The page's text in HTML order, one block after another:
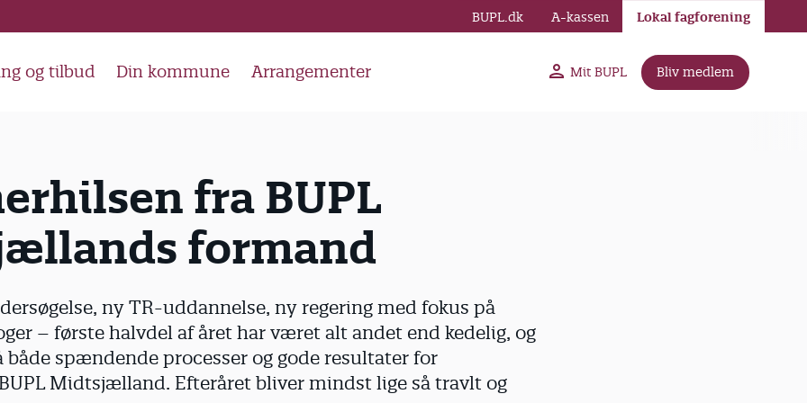
og tilbud Din kommune Arrangementer Mit BUPL Bliv medlem
BUPL.dk A-kassen Lokal fagforening
fra BUPL
formand
ny TR-uddannelse, ny regering med fokus på
– første halvdel af året har været alt andet end kedelig, og
både spændende processer og gode resultater for
Midtsjælland. Efteråret bliver mindst lige så travlt og